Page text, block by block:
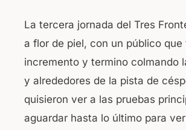
La tercera jornada del Tres
a flor de piel, con un público que
incremento y termino colmando
y alrededores de la pista de
quisieron ver a las pruebas
aguardar hasta lo último para